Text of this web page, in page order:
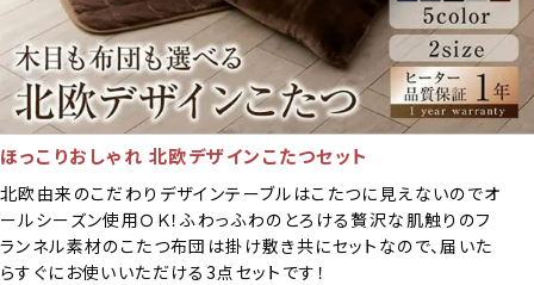
ほっこりおしゃれ 北欧デザインこたつセット
北欧由来のこだわりデザインテーブルはこたつに見えないのでオ
ールシーズン使用ＯＫ！ふわっふわのとろける贅沢な肌触りのフ
ランネル素材のこたつ布団は掛け敷き共にセットなので、届いた
らすぐにお使いいただける3点セットです！